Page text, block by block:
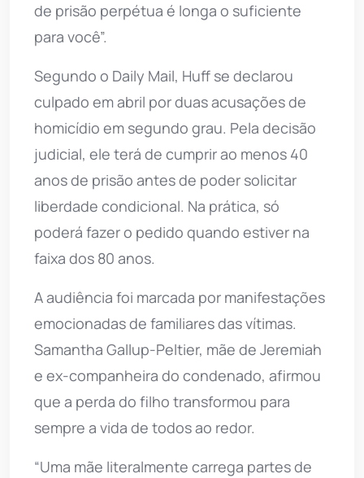
de prisão perpétua é longa o suficiente
para você”.
Segundo o Daily Mail, Huff se declarou
culpado em abril por duas acusações de
homicídio em segundo grau. Pela decisão
judicial, ele terá de cumprir ao menos 40
anos de prisão antes de poder solicitar
liberdade condicional. Na prática, só
poderá fazer o pedido quando estiver na
faixa dos 80 anos.
A audiência foi marcada por manifestações
emocionadas de familiares das vítimas.
Samantha Gallup-Peltier, mãe de Jeremiah
e ex-companheira do condenado, afirmou
que a perda do filho transformou para
sempre a vida de todos ao redor.
“Uma mãe literalmente carrega partes de